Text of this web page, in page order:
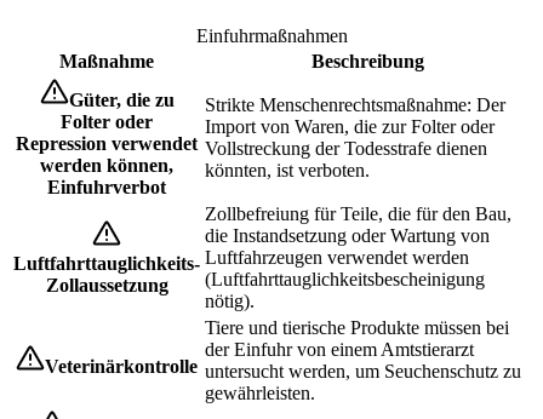
Einfuhrmaßnahmen
Maßnahme
Beschreibung
Güter, die zu
Folter oder
Repression verwendet
werden können,
Einfuhrverbot
Strikte Menschenrechtsmaßnahme: Der
Import von Waren, die zur Folter oder
Vollstreckung der Todesstrafe dienen
könnten, ist verboten.
Luftfahrttauglichkeits-
Zollaussetzung
Zollbefreiung für Teile, die für den Bau,
die Instandsetzung oder Wartung von
Luftfahrzeugen verwendet werden
(Luftfahrttauglichkeitsbescheinigung
nötig).
Veterinärkontrolle
Tiere und tierische Produkte müssen bei
der Einfuhr von einem Amtstierarzt
untersucht werden, um Seuchenschutz zu
gewährleisten.